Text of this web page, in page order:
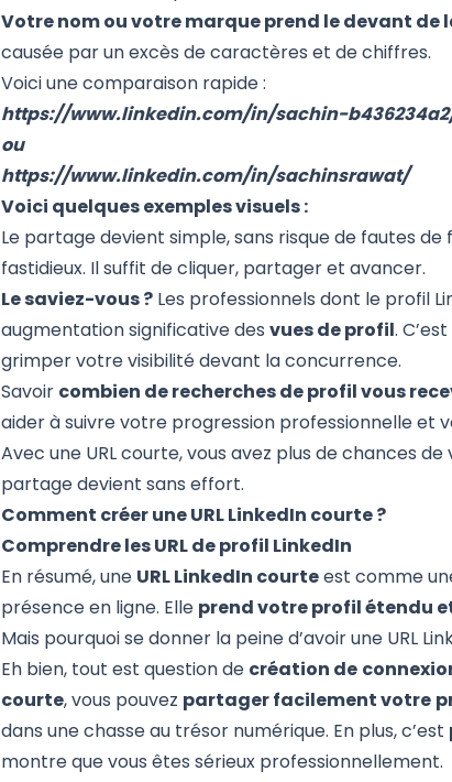
Votre nom ou votre marque prend le devant de
causée par un excès de caractères et de chiffres.
Voici une comparaison rapide :
https://www.linkedin.com/in/sachin-
ou
https://www.linkedin.com/in/sachinsrawat/
Voici quelques exemples visuels :
Le partage devient simple, sans risque de fautes
fastidieux. Il suffit de cliquer, partager et avancer.
Le saviez-vous ? Les professionnels dont le profil
augmentation significative desvues de profil.
grimper votre visibilité devant la concurrence.
Savoir combien de recherches de profil vous
aider à suivre votre progression professionnelle et
Avec une URL courte, vous avez plus de chances
partage devient sans effort.
Comment créer une URL LinkedIn courte ?
Comprendre les URL de profil LinkedIn
En résumé, une URL LinkedIn courteest comme
présence en ligne. Elle prend votre profil étendu
Mais pourquoi se donner la peine d’avoir une URL
Eh bien, tout est question de création de
courte, vous pouvez partager facilement votre
dans une chasse au trésor numérique. En plus, c’est
montre que vous êtes sérieux professionnellement.